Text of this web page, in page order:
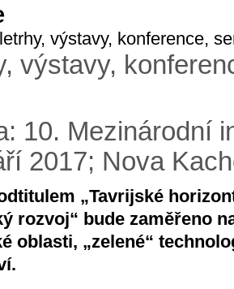
výstavy, konference,
výstavy,
10. Mezinárodní
2017; Nova
„Tavrijské
rozvoj“ bude zaměřeno
oblasti, „zelené“